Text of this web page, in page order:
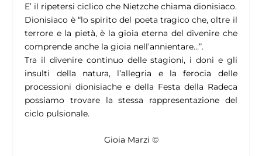
E’ il ripetersi ciclico che Nietzche chiama dionisiaco.
Dionisiaco è “lo spirito del poeta tragico che, oltre il
terrore e la pietà, è la gioia eterna del divenire che
comprende anche la gioia nell’annientare…”.
Tra il divenire continuo delle stagioni, i doni e gli
insulti della natura, l’allegria e la ferocia delle
processioni dionisiache e della Festa della Radeca
possiamo trovare la stessa rappresentazione del
ciclo pulsionale.
Gioia Marzi ©